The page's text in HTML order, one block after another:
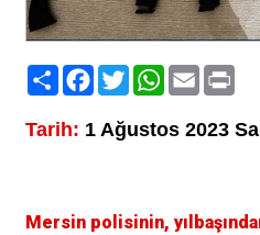
PaylaşFacebook
TwitterWhatsApp
Email
Tarih: 1 Ağustos 2023
Mersin polisinin,